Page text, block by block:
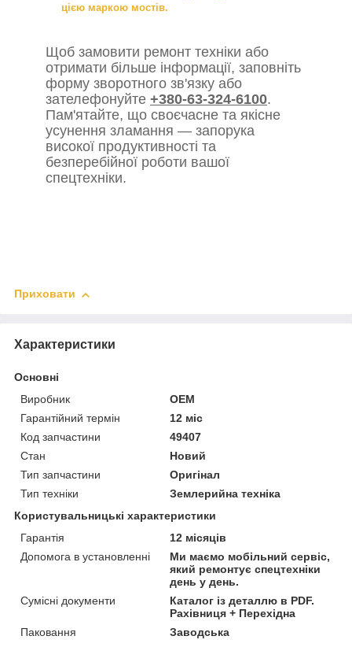
цією маркою мостів.
Щоб замовити ремонт техніки або
отримати більше інформації, заповніть
форму зворотного зв'язку або
зателефонуйте +380-63-324-6100.
Пам'ятайте, що своєчасне та якісне
усунення зламання — запорука
високої продуктивності та
безперебійної роботи вашої
спецтехніки.
Приховати
Характеристики
Основні
Виробник
OEM
Гарантійний термін
12 міс
Код запчастини
49407
Стан
Новий
Тип запчастини
Оригінал
Тип техніки
Землерийна техніка
Користувальницькі характеристики
Гарантія
12 місяців
Допомога в установленні
Ми маємо мобільний сервіс,
який ремонтує спецтехніки
день у день.
Сумісні документи
Каталог із деталлю в PDF.
Рахівниця + Перехідна
Паковання
Заводська